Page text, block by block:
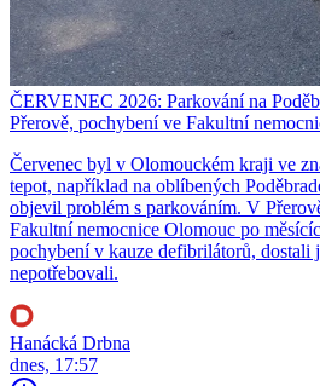
ČERVENEC 2026: Parkování na
Přerově, pochybení ve Fakultní
Červenec byl v Olomouckém kraji ve
tepot, například na oblíbených
objevil problém s parkováním. V
Fakultní nemocnice Olomouc po
pochybení v kauze defibrilátorů, dostali
nepotřebovali.
Hanácká Drbna
dnes, 17:57